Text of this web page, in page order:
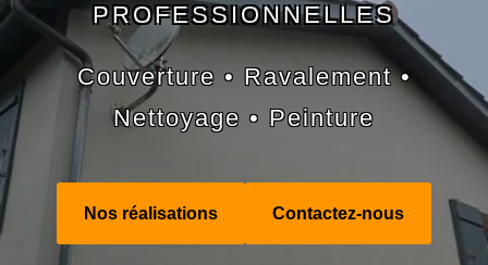
PROFESSIONNELLES
Couverture • Ravalement •
Nettoyage • Peinture
Nos réalisations Contactez-nous